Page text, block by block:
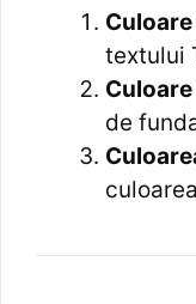
textului
de